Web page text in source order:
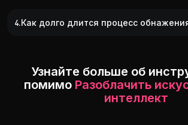
4.Как долго длится процесс
Узнайте больше об
помимо Разоблачить
интеллект